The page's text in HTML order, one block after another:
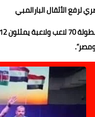
الأثقال البارالمبي
مصر“.